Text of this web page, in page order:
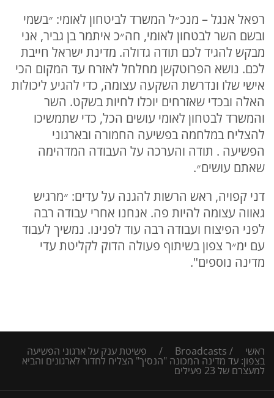
רפאל אנגל – מנכ״ל המשרד לביטחון לאומי: ״בשמי
ובשם השר לבטחון לאומי, חה״כ איתמר בן גביר, אני
מבקש להגיד לכם תודה גדולה. מדינת ישראל חייבת
לכם. נושא הפרוטקשן מחלחל לאזרח עד המקום הכי
אישי שלו ונדרשת השקעה עצומה, כדי להגיע ליכולות
האלה ובכדי שאזרחים יוכלו לחיות בשקט. השר
והמשרד לבטחון לאומי עושים הכל, כדי שתמשיכו
להצליח במלחמה בפשיעה החמורה ובארגוני
הפשיעה . תודה והערכה על העבודה המדהימה
שאתם עושים״.
דני קפויה, ראש הרשות להגנה על עדים: ״מרגיש
גאווה עצומה להיות פה. אנחנו אחרי עבודה רבה
לפני הפיצוח ועבודה רבה עוד לפנינו. נמשיך לעבוד
עם ימ״ר צפון בשיתוף פעולה הדוק לקליטת עדי
מדינה נוספים".
ראשי /
Broadcasts
/ פשיטת ענק על ארגוני הפשיעה
בצפון: עד מדינה המכונה "הנסיך" הצליח לחדור לארגונים והביא
למעצרם של 23 פעילים